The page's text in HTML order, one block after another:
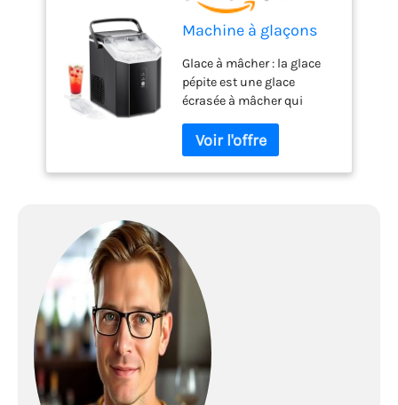
Machine à glaçons
Glace à mâcher : la glace
pépite est une glace
écrasée à mâcher qui
rapidement et offre un
plaisir de mastication
croustillant. Par rapport à
les glaçons, ce qui rend
vos boissons plus
savoureuses. La vitesse de
fusion de la glace pépite
est le compagnon idéal
pour la plupart des
boissons.